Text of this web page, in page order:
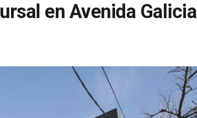
en Avenida Galicia